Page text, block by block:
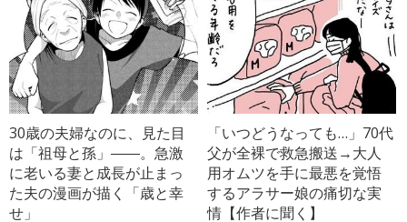
30歳の夫婦なのに、見た目
は「祖母と孫」――。急激
に老いる妻と成長が止まっ
た夫の漫画が描く「歳と幸
せ」
「いつどうなっても…」70代
父が全裸で救急搬送→大人
用オムツを手に最悪を覚悟
するアラサー娘の痛切な実
情【作者に聞く】